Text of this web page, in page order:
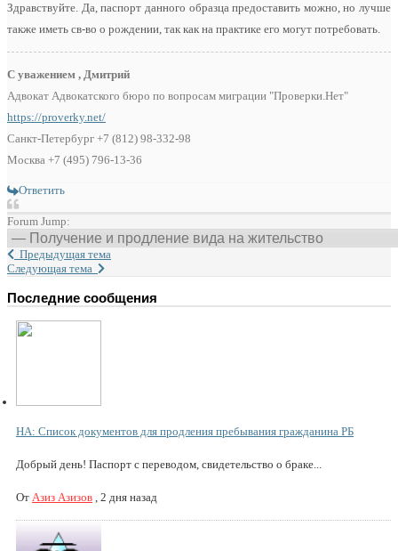
Здравствуйте. Да, паспорт данного образца предоставить можно, но лучше
также иметь св-во о рождении, так как на практике его могут потребовать.
С уважением , Дмитрий
Адвокат Адвокатского бюро по вопросам миграции "Проверки.Нет"
https://proverky.net/
Санкт-Петербург +7 (812) 98-332-98
Москва +7 (495) 796-13-36
Ответить
Forum Jump:
Предыдущая тема
Следующая тема
Последние сообщения
НА: Список документов для продления пребывания гражданина РБ
Добрый день! Паспорт с переводом, свидетельство о браке...
От Азиз Азизов , 2 дня назад